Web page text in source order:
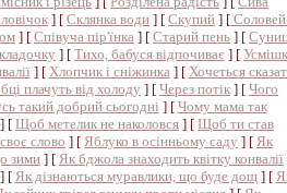
] [ Склянка води ] [ Скупий ] [ Соловей
] [ Співуча пір'їнка ] [ Старий пень ] [
] [ Тихо, бабуся відпочиває ] [
] [ Хлопчик і сніжинка ] [ Хочеться
плачуть від холоду ] [ Через потік ] [ Чого
такий добрий сьогодні ] [ Чому мама так
] [ Щоб метелик не наколовся ] [ Щоб ти став
слово ] [ Яблуко в осінньому саду ] [ Як
зими ] [ Як бджола знаходить квітку конвалії
[ Як дізнаються муравлики, що буде дощ] [